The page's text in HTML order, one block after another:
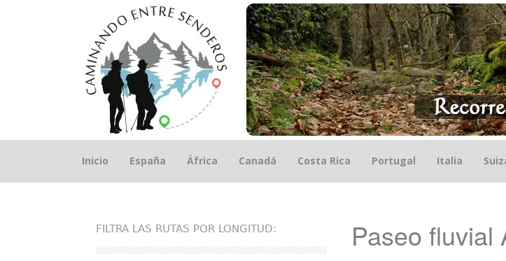
Saltar
Inicio España África Canadá Costa Rica Portugal Italia
Paseo fluvial
FILTRA LAS RUTAS POR LONGITUD: